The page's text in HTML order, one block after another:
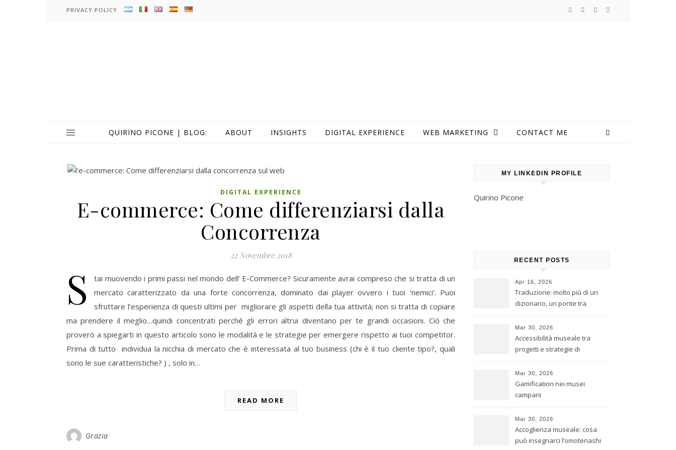
PRIVACY POLICY
QUIRINO PICONE | BLOG: ABOUT INSIGHTS DIGITAL EXPERIENCE WEB MARKETING CONTACT ME
DIGITAL EXPERIENCE
E-commerce: Come differenziarsi dalla
Concorrenza
22 Novembre 2018
S
tai muovendo i primi passi nel mondo dell’ E-Commerce? Sicuramente avrai compreso che si tratta di un
mercato caratterizzato da una forte concorrenza, dominato dai player ovvero i tuoi ‘nemici’. Puoi
sfruttare l’esperienza di questi ultimi per migliorare gli aspetti della tua attività; non si tratta di copiare
ma prendere il meglio…quindi concentrati perché gli errori altrui diventano per te grandi occasioni. Ciò che
proverò a spiegarti in questo articolo sono le modalità e le strategie per emergere rispetto ai tuoi competitor.
Prima di tutto individua la nicchia di mercato che è interessata al tuo business (chi è il tuo cliente tipo?, quali
sono le sue caratteristiche? ) , solo in…
READ MORE
Grazia
MY LINKEDIN PROFILE
Quirino Picone
RECENT POSTS
Apr 16, 2026
Traduzione: molto più di un
dizionario, un ponte tra
Mar 30, 2026
Accessibilità museale tra
progetti e strategie di
Mar 30, 2026
Gamification nei musei
campani
Mar 30, 2026
Accoglienza museale: cosa
può insegnarci l’omotenashi